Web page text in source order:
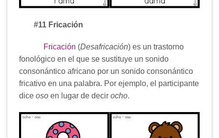
#11 Fricación
Fricación (Desafricación) es un trastorno
fonológico en el que se sustituye un sonido
consonántico africano por un sonido consonántico
fricativo en una palabra. Por ejemplo, el participante
dice oso en lugar de decir ocho.